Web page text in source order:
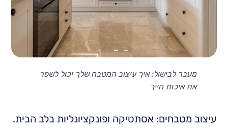
מעבר לבישול: איך עיצוב המטבח שלך יכול לשפר
את איכות חייך
עיצוב מטבחים: אסתטיקה ופונקציונליות בלב הבית.